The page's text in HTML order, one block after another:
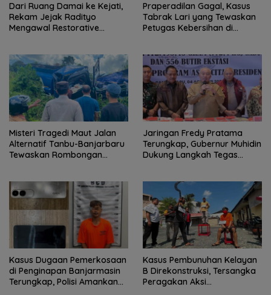
Dari Ruang Damai ke Kejati,
Rekam Jejak Radityo
Mengawal Restorative
Praperadilan Gagal, Kasus
Tabrak Lari yang Tewaskan
Petugas Kebersihan di
Misteri Tragedi Maut Jalan
Alternatif Tanbu-Banjarbaru
Tewaskan Rombongan
Jaringan Fredy Pratama
Terungkap, Gubernur Muhidin
Dukung Langkah Tegas
Kasus Dugaan Pemerkosaan
di Penginapan Banjarmasin
Terungkap, Polisi Amankan
Kasus Pembunuhan Kelayan
B Direkonstruksi, Tersangka
Peragakan Aksi